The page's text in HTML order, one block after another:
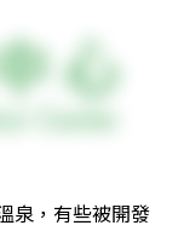
泉，有些被開發